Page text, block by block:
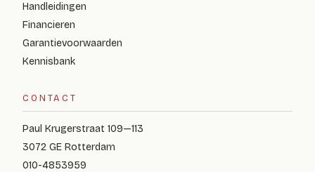
Handleidingen
Financieren
Garantievoorwaarden
Kennisbank
CONTACT
Paul Krugerstraat 109—113
3072 GE Rotterdam
010-4853959